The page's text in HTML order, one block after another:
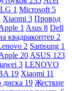
LG 1 Microsoft 5
Xiaomi 3 Провод
1 Asus 8 Dell
квадракоптер 2
2 Samsung 1
20 ASUS 123
3 LENOVO
19 Xiaomi 11
диска 19 Жесткие